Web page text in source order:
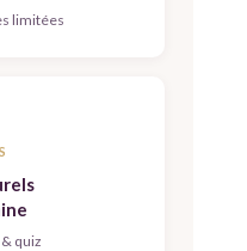
limitées
quiz